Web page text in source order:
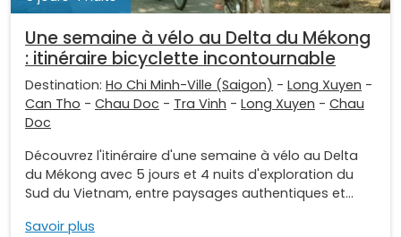
Une semaine à vélo au Delta du Mékong
: itinéraire bicyclette incontournable
Destination: Ho Chi Minh-Ville (Saigon) - Long Xuyen -
Can Tho - Chau Doc - Tra Vinh - Long Xuyen - Chau
Doc
Découvrez l'itinéraire d'une semaine à vélo au Delta
du Mékong avec 5 jours et 4 nuits d'exploration du
Sud du Vietnam, entre paysages authentiques et...
Savoir plus